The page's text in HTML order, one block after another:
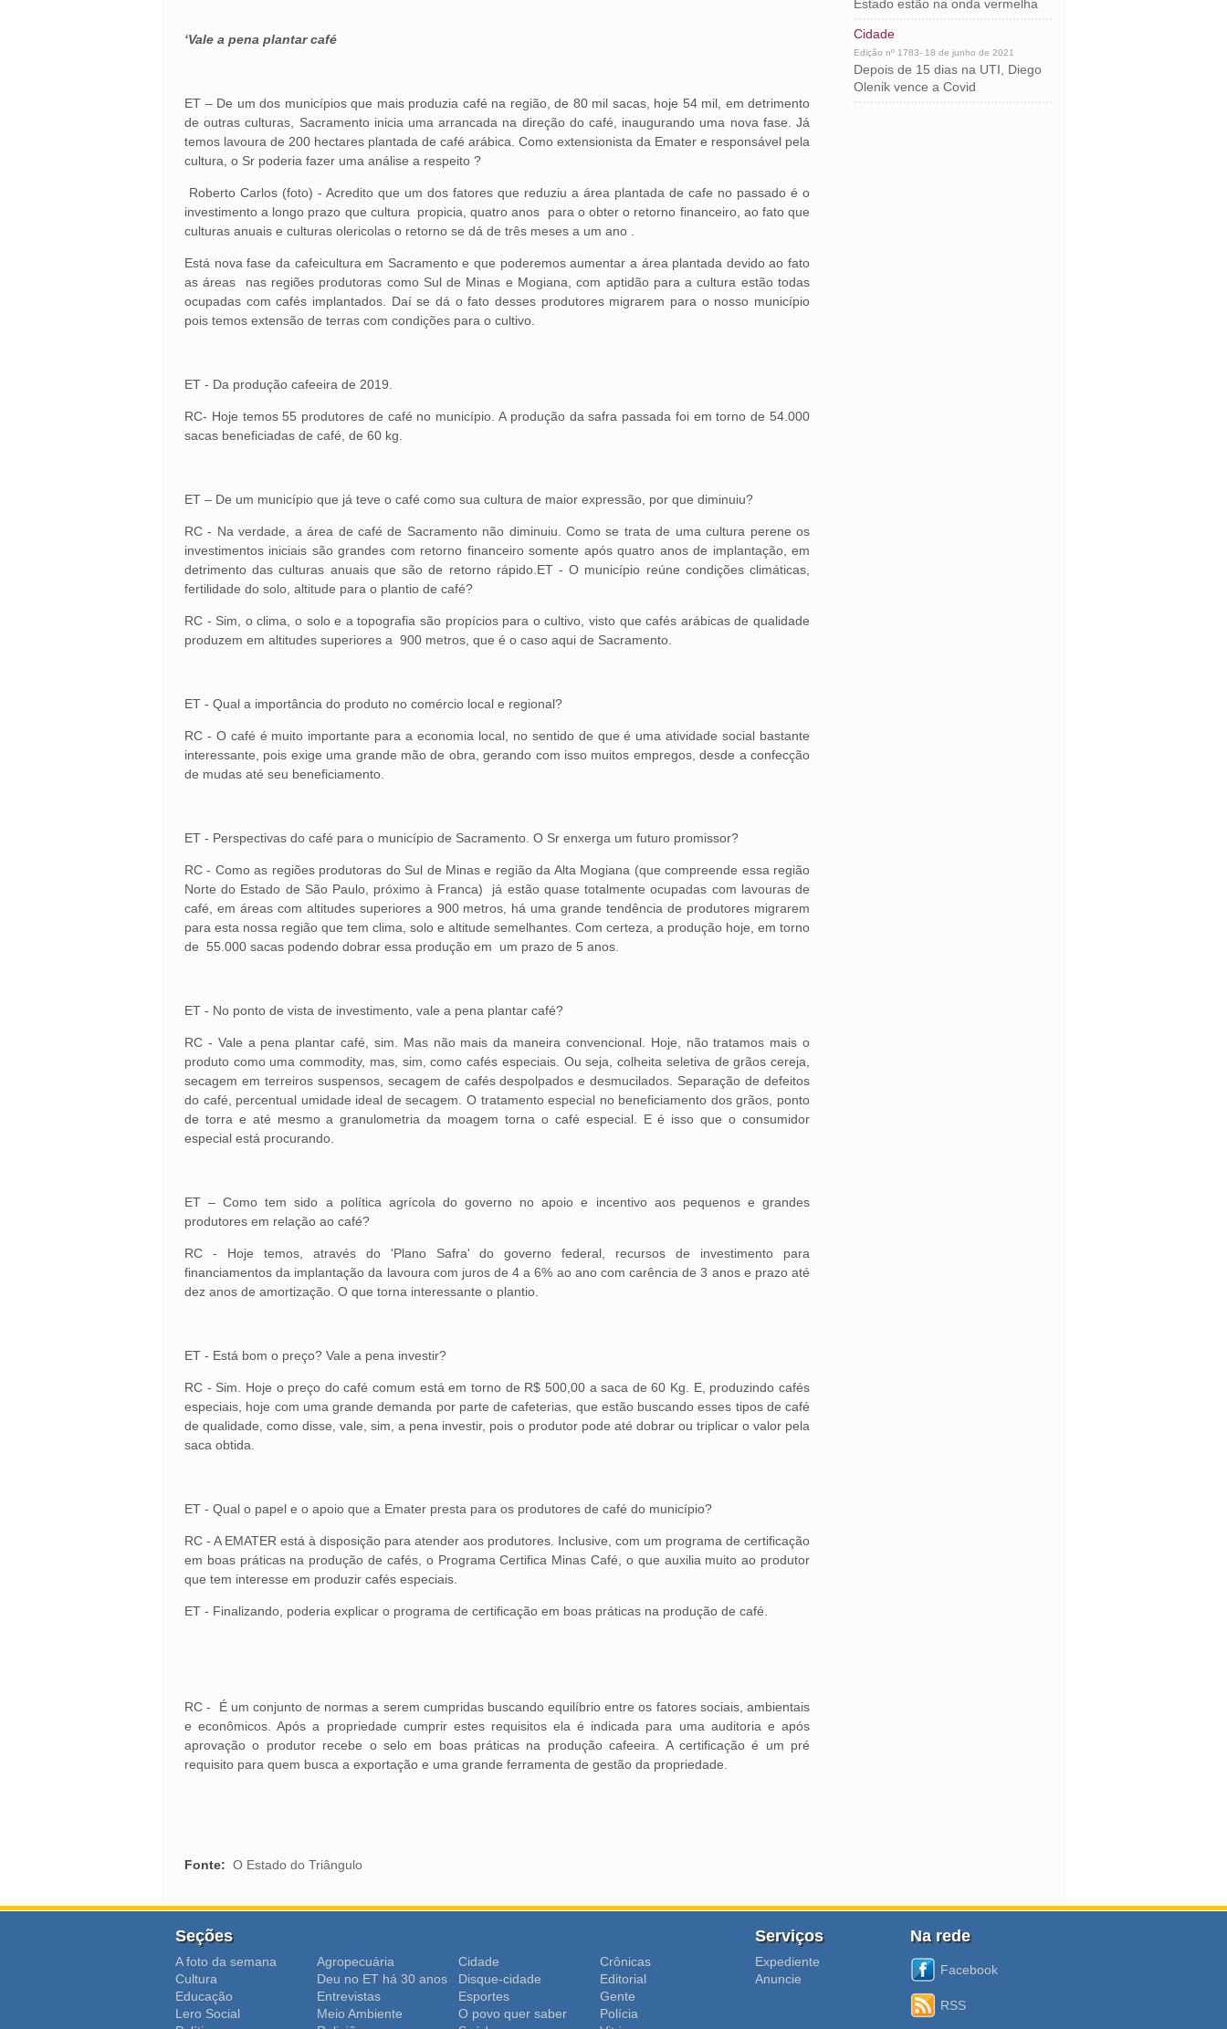
‘Vale a pena plantar café
ET – De um dos municípios que mais produzia café na região, de 80 mil sacas, hoje 54 mil, em detrimento
de outras culturas, Sacramento inicia uma arrancada na direção do café, inaugurando uma nova fase. Já
temos lavoura de 200 hectares plantada de café arábica. Como extensionista da Emater e responsável pela
cultura, o Sr poderia fazer uma análise a respeito ?
Roberto Carlos (foto) - Acredito que um dos fatores que reduziu a área plantada de cafe no passado é o
investimento a longo prazo que cultura propicia, quatro anos para o obter o retorno financeiro, ao fato que
culturas anuais e culturas olericolas o retorno se dá de três meses a um ano .
Está nova fase da cafeicultura em Sacramento e que poderemos aumentar a área plantada devido ao fato
as áreas nas regiões produtoras como Sul de Minas e Mogiana, com aptidão para a cultura estão todas
ocupadas com cafés implantados. Daí se dá o fato desses produtores migrarem para o nosso município
pois temos extensão de terras com condições para o cultivo.
ET - Da produção cafeeira de 2019.
RC- Hoje temos 55 produtores de café no município. A produção da safra passada foi em torno de 54.000
sacas beneficiadas de café, de 60 kg.
ET – De um município que já teve o café como sua cultura de maior expressão, por que diminuiu?
RC - Na verdade, a área de café de Sacramento não diminuiu. Como se trata de uma cultura perene os
investimentos iniciais são grandes com retorno financeiro somente após quatro anos de implantação, em
detrimento das culturas anuais que são de retorno rápido.ET - O município reúne condições climáticas,
fertilidade do solo, altitude para o plantio de café?
RC - Sim, o clima, o solo e a topografia são propícios para o cultivo, visto que cafés arábicas de qualidade
produzem em altitudes superiores a 900 metros, que é o caso aqui de Sacramento.
ET - Qual a importância do produto no comércio local e regional?
RC - O café é muito importante para a economia local, no sentido de que é uma atividade social bastante
interessante, pois exige uma grande mão de obra, gerando com isso muitos empregos, desde a confecção
de mudas até seu beneficiamento.
ET - Perspectivas do café para o município de Sacramento. O Sr enxerga um futuro promissor?
RC - Como as regiões produtoras do Sul de Minas e região da Alta Mogiana (que compreende essa região
Norte do Estado de São Paulo, próximo à Franca) já estão quase totalmente ocupadas com lavouras de
café, em áreas com altitudes superiores a 900 metros, há uma grande tendência de produtores migrarem
para esta nossa região que tem clima, solo e altitude semelhantes. Com certeza, a produção hoje, em torno
de 55.000 sacas podendo dobrar essa produção em um prazo de 5 anos.
ET - No ponto de vista de investimento, vale a pena plantar café?
RC - Vale a pena plantar café, sim. Mas não mais da maneira convencional. Hoje, não tratamos mais o
produto como uma commodity, mas, sim, como cafés especiais. Ou seja, colheita seletiva de grãos cereja,
secagem em terreiros suspensos, secagem de cafés despolpados e desmucilados. Separação de defeitos
do café, percentual umidade ideal de secagem. O tratamento especial no beneficiamento dos grãos, ponto
de torra e até mesmo a granulometria da moagem torna o café especial. E é isso que o consumidor
especial está procurando.
ET – Como tem sido a política agrícola do governo no apoio e incentivo aos pequenos e grandes
produtores em relação ao café?
RC - Hoje temos, através do 'Plano Safra' do governo federal, recursos de investimento para
financiamentos da implantação da lavoura com juros de 4 a 6% ao ano com carência de 3 anos e prazo até
dez anos de amortização. O que torna interessante o plantio.
ET - Está bom o preço? Vale a pena investir?
RC - Sim. Hoje o preço do café comum está em torno de R$ 500,00 a saca de 60 Kg. E, produzindo cafés
especiais, hoje com uma grande demanda por parte de cafeterias, que estão buscando esses tipos de café
de qualidade, como disse, vale, sim, a pena investir, pois o produtor pode até dobrar ou triplicar o valor pela
saca obtida.
ET - Qual o papel e o apoio que a Emater presta para os produtores de café do município?
RC - A EMATER está à disposição para atender aos produtores. Inclusive, com um programa de certificação
em boas práticas na produção de cafés, o Programa Certifica Minas Café, o que auxilia muito ao produtor
que tem interesse em produzir cafés especiais.
ET - Finalizando, poderia explicar o programa de certificação em boas práticas na produção de café.
RC - É um conjunto de normas a serem cumpridas buscando equilíbrio entre os fatores sociais, ambientais
e econômicos. Após a propriedade cumprir estes requisitos ela é indicada para uma auditoria e após
aprovação o produtor recebe o selo em boas práticas na produção cafeeira. A certificação é um pré
requisito para quem busca a exportação e uma grande ferramenta de gestão da propriedade.
Fonte: O Estado do Triângulo
Estado estão na onda vermelha
Cidade
Edição nº 1783- 18 de junho de 2021
Depois de 15 dias na UTI, Diego
Olenik vence a Covid
Seções
A foto da semana Agropecuária Cidade
Crônicas
Cultura
Deu no ET há 30 anos Disque-cidade
Editorial
Educação
Entrevistas Esportes
Gente
Lero Social
Meio Ambiente O povo quer saber
Polícia
Serviços
Expediente
Anuncie
Na rede
Facebook
RSS